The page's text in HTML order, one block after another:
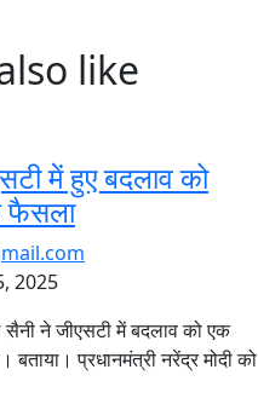
like
में हुए बदलाव को
फैसला
2025
सैनी ने जीएसटी में बदलाव को एक
बताया। प्रधानमंत्री नरेंद्र मोदी को